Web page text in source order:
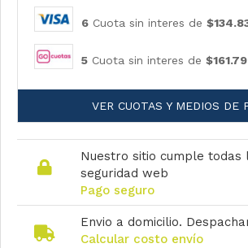
6 Cuota sin interes de
5Cuota sin interes de
VER CUOTAS Y MEDIOS DE
Nuestro sitio cumple todas
seguridad web
Pago seguro
Envio a domicilio.
Calcular costo envío